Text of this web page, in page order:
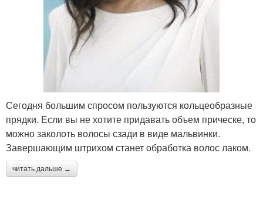
Сегодня большим спросом пользуются кольцеобразные
прядки. Если вы не хотите придавать объем прическе, то
можно заколоть волосы сзади в виде мальвинки.
Завершающим штрихом станет обработка волос лаком.
читать дальше →